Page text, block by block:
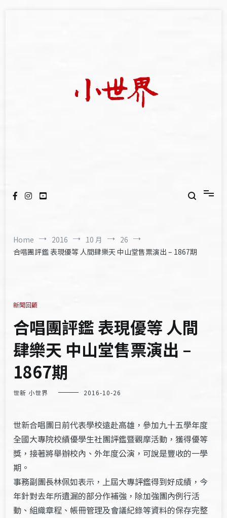
Home 2016 10 月
26
合唱團評鑑 表現優等 人間肆樂天 中山堂售票演出 – 1867期
新聞回顧
合唱團評鑑 表現優等 人間
肆樂天 中山堂售票演出 –
1867期
世新 小世界 2016-10-26
世新合唱團日前代表學校遠赴高雄，參加九十五學年度
全國大專院校績優學生社團評鑑暨觀摩活動，獲得優等
獎，接著將舉辦校內、外年度公演，可說是豐收的一學
期。
事務副團長林佩如表示，上屆大專評鑑得到好成績，今
年針對去年所遺漏的部分作補強，除加強團內例行活
動、組織章程、帳冊管理及會議紀錄等資料的保存完整